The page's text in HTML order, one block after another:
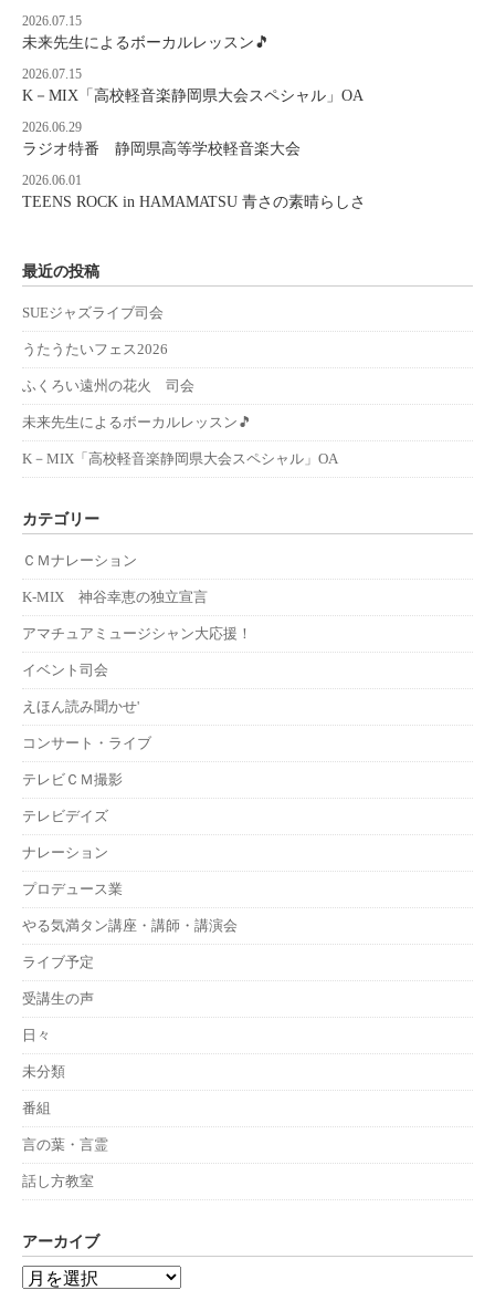
2026.07.15
未来先生によるボーカルレッスン🎵
2026.07.15
K－MIX「高校軽音楽静岡県大会スペシャル」OA
2026.06.29
ラジオ特番 静岡県高等学校軽音楽大会
2026.06.01
TEENS ROCK in HAMAMATSU 青さの素晴らしさ
最近の投稿
SUEジャズライブ司会
うたうたいフェス2026
ふくろい遠州の花火 司会
未来先生によるボーカルレッスン🎵
K－MIX「高校軽音楽静岡県大会スペシャル」OA
カテゴリー
ＣＭナレーション
K-MIX 神谷幸恵の独立宣言
アマチュアミュージシャン大応援！
イベント司会
えほん読み聞かせ'
コンサート・ライブ
テレビＣＭ撮影
テレビデイズ
ナレーション
プロデュース業
やる気満タン講座・講師・講演会
ライブ予定
受講生の声
日々
未分類
番組
言の葉・言霊
話し方教室
アーカイブ